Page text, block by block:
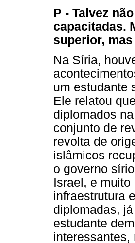
P - Talvez
capacitadas.
superior,
Na Síria,
um estudante
Ele relatou
diplomados
conjunto de
revolta de
islâmicos
o governo
Israel, e
infraestrutura
diplomadas,
estudante
interessantes,